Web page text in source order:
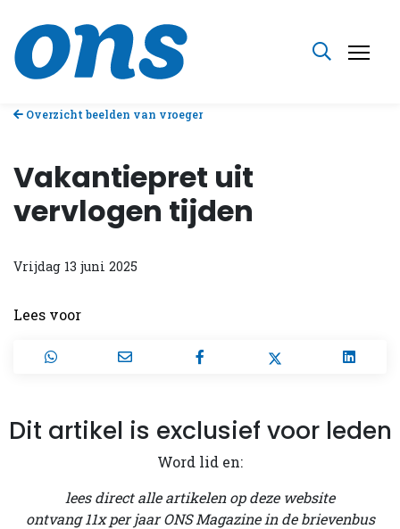
Overzicht beelden van vroeger
Vakantiepret uit
vervlogen tijden
Vrijdag 13 juni 2025
Lees voor
Dit artikel is exclusief voor leden
Word lid en:
lees direct alle artikelen op deze website
ontvang 11x per jaar ONS Magazine in de brievenbus